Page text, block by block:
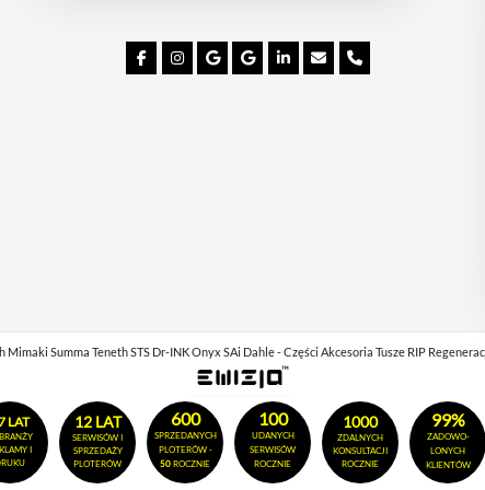
Summa Teneth STS Dr-INK Onyx SAi Dahle - Części Akcesoria Tusze RIP
LAT
I
12 LAT
SERWISÓW I
SPRZEDAŻY
PLOTERÓW
600
SPRZEDANYCH
PLOTERÓW -
50 ROCZNIE
100
UDANYCH
SERWISÓW
ROCZNIE
1000
ZDALNYCH
KONSULTACJI
ROCZNIE
99%
ZADOWO-
LONYCH
KLIENTÓW